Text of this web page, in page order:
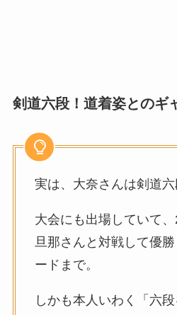
剣道六段！道着姿とのギ
実は、大奈さんは剣道六
大会にも出場していて
旦那さんと対戦して優
ードまで。
しかも本人いわく「六